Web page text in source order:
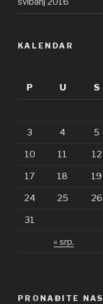
KALENDAR
P
U S
« srp.
3 4 5
10 11 12
17 18 19
24 25 26
31
PRONAĐITE NAS